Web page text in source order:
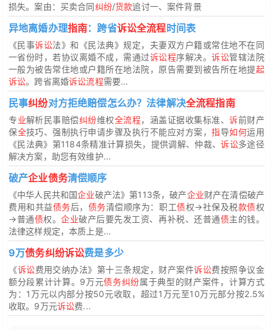
损失。案由：买卖合同纠纷/货款追讨一、案件背景
异地离婚办理指南：跨省诉讼全流程时间表
《民事诉讼法》和《民法典》规定，夫妻双方户籍或常住地不在同
一省份时，若协议离婚不成，需通过诉讼程序解决。诉讼管辖法院
一般为被告常住地或户籍所在地法院，原告需要到被告所在地提起
诉讼。跨省离婚诉讼流程需要...
民事纠纷对方拒绝赔偿怎么办？法律解决全流程指南
专业解析民事赔偿纠纷维权全流程，涵盖证据收集标准、诉前财产
保全技巧、强制执行申请步骤及执行不能应对方案，指导如何运用
《民法典》第1184条精准计算损失，提供调解、仲裁、诉讼多途径
解决方案，助您有效维护...
破产企业债务清偿顺序
《中华人民共和国企业破产法》第113条，破产企业财产在清偿破产
费用和共益债务后， 债务清偿顺序为：职工债权→社保及税款债权
→普通债权。企业破产后要先发工资、再补税、还普通债主的钱。
法律这样规定，本质上是...
9万债务纠纷诉讼费是多少
《诉讼费用交纳办法》第十三条规定，财产案件诉讼费按照争议金
额分段累计计算。9万元债务纠纷属于典型的财产案件，计算方式
为：1万元以内部分按50元收取，超过1万元至10万元部分按2.5%
收取。9万元诉讼费...